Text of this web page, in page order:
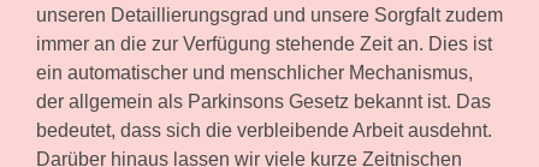
unseren Detaillierungsgrad und unsere Sorgfalt zudem
immer an die zur Verfügung stehende Zeit an. Dies ist
ein automatischer und menschlicher Mechanismus,
der allgemein als Parkinsons Gesetz bekannt ist. Das
bedeutet, dass sich die verbleibende Arbeit ausdehnt.
Darüber hinaus lassen wir viele kurze Zeitnischen